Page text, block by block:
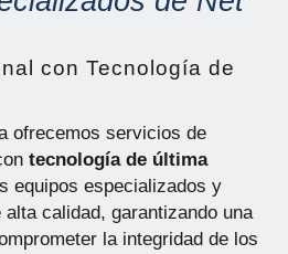
con Tecnología de
ofrecemos servicios de
tecnología de última
equipos especializados y
calidad, garantizando una
la integridad de los